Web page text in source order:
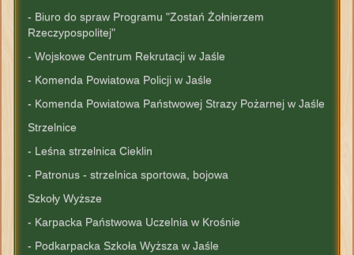
- Biuro do spraw Programu "Zostań Żołnierzem
Rzeczypospolitej"
- Wojskowe Centrum Rekrutacji w Jaśle
- Komenda Powiatowa Policji w Jaśle
- Komenda Powiatowa Państwowej Strazy Pożarnej w Jaśle
Strzelnice
- Leśna strzelnica Cieklin
- Patronus - strzelnica sportowa, bojowa
Szkoły Wyższe
- Karpacka Państwowa Uczelnia w Krośnie
- Podkarpacka Szkoła Wyższa w Jaśle